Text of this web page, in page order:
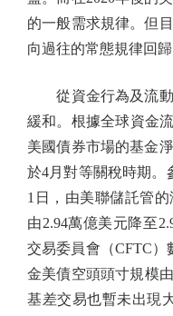
的一般需求規律。但
向過往的常態規律回歸
從資金行為及流動
緩和。根據全球資金
美國債券市場的基金
於4月對等關稅時期。
1日，由美聯儲託管
由2.94萬億美元降至
交易委員會（CFTC）
金美債空頭頭寸規模
基差交易也暫未出現